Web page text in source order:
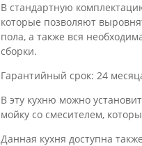
В стандартную
которые позволяют
пола, а также вся
сборки.
Гарантийный срок: 24
В эту кухню можно
мойку со смесителем,
Данная кухня доступна